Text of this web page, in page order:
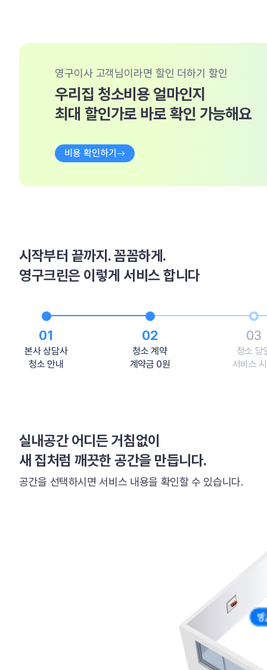
영구이사 고객님이라면 할인 더하기 할인
우리집 청소비용 얼마인지
최대 할인가로 바로 확인 가능해요
비용 확인하기
시작부터 끝까지. 꼼꼼하게.
영구크린은 이렇게 서비스 합니다
01
본사 상담사
청소 안내
02
청소 계약
계약금 0원
03
청소 당
서비스
실내공간 어디든 거침없이
새 집처럼 깨끗한 공간을 만듭니다.
공간을 선택하시면 서비스 내용을 확인할 수 있습니다.